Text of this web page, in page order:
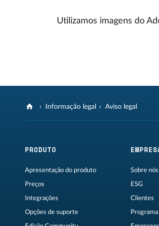
Utilizamos imagens do
Informação legal Aviso legal
PRODUTO
Apresentação do produto
Preços
Integrações
Opções de suporte
Sobre nós
ESG
Clientes